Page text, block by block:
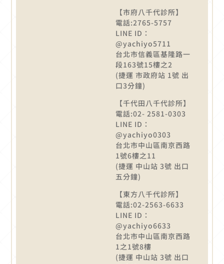
【市府八千代診所】
電話:2765-5757
LINE ID：
@yachiyo5711
台北市信義區基隆路一
段163號15樓之2
(捷運 市政府站 1號 出
口3分鐘)
【千代田八千代診所】
電話:02- 2581-0303
LINE ID：
@yachiyo0303
台北市中山區南京西路
1號6樓之11
(捷運 中山站 3號 出口
五分鐘)
【東方八千代診所】
電話:02-2563-6633
LINE ID：
@yachiyo6633
台北市中山區南京西路
1之1號8樓
(捷運 中山站 3號 出口